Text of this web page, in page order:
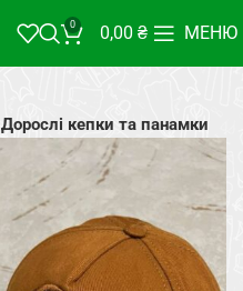
0 0,00 ₴ МЕНЮ
Дорослі кепки та панамки